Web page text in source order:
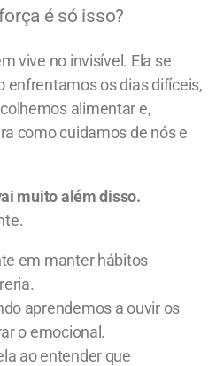
é só isso?
vive no invisível. Ela se
enfrentamos os dias difíceis,
alimentar e,
como cuidamos de nós e
muito além disso.
em manter hábitos
aprendemos a ouvir os
o emocional.
ao entender que